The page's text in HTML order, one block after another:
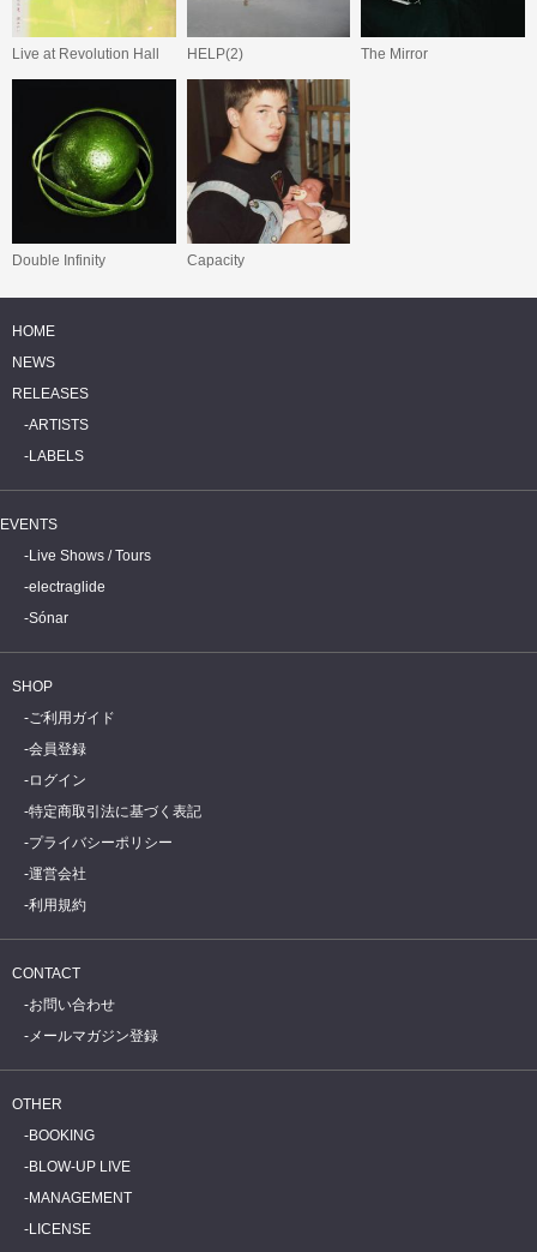
Live at Revolution Hall HELP(2) The Mirror
Double Infinity Capacity
HOME
NEWS
RELEASES
ARTISTS
LABELS
EVENTS
Live Shows / Tours
electraglide
Sónar
SHOP
ご利用ガイド
会員登録
ログイン
特定商取引法に基づく表記
プライバシーポリシー
運営会社
利用規約
CONTACT
お問い合わせ
メールマガジン登録
OTHER
BOOKING
BLOW-UP LIVE
MANAGEMENT
LICENSE